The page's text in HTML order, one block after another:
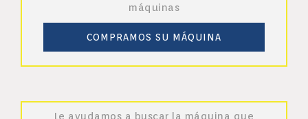
máquinas
COMPRAMOS SU MÁQUINA
Le ayudamos a buscar la máquina que